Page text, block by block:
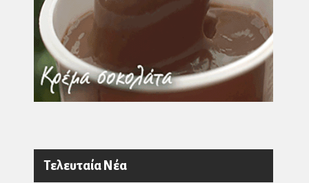
Τελευταία Νέα